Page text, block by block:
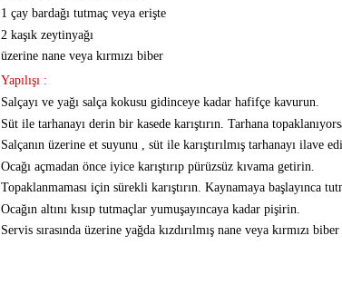
1 çay bardağı tutmaç veya erişte
2 kaşık zeytinyağı
üzerine nane veya kırmızı biber
Yapılışı :
Salçayı ve yağı salça kokusu gidinceye kadar hafifçe kavurun.
Süt ile tarhanayı derin bir kasede karıştırın. Tarhana
Salçanın üzerine et suyunu , süt ile karıştırılmış tarhanayı ilave
Ocağı açmadan önce iyice karıştırıp pürüzsüz kıvama getirin.
Topaklanmaması için sürekli karıştırın. Kaynamaya başlayınca
Ocağın altını kısıp tutmaçlar yumuşayıncaya kadar pişirin.
Servis sırasında üzerine yağda kızdırılmış nane veya kırmızı